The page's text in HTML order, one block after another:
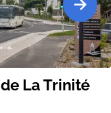
La Trinité